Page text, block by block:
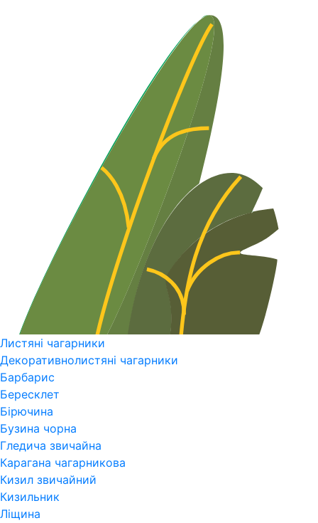
Листяні чагарники
Декоративнолистяні чагарники
Барбарис
Бересклет
Бірючина
Бузина чорна
Гледича звичайна
Карагана чагарникова
Кизил звичайний
Кизильник
Ліщина